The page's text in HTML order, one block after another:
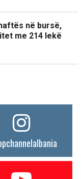
në bursë,
me 214 lekë